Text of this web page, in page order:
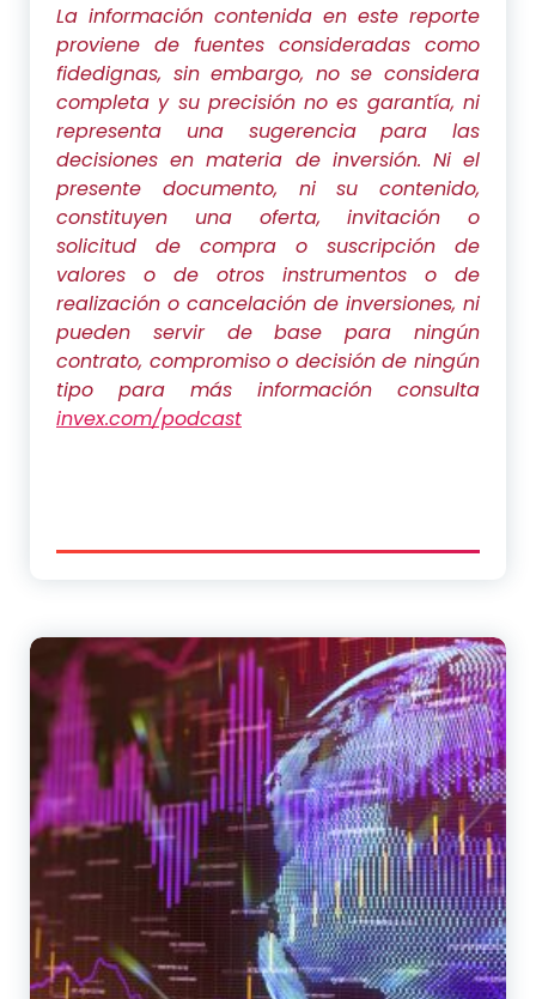
La información contenida en este reporte
proviene de fuentes consideradas como
fidedignas, sin embargo, no se considera
completa y su precisión no es garantía, ni
representa una sugerencia para las
decisiones en materia de inversión. Ni el
presente documento, ni su contenido,
constituyen una oferta, invitación o
solicitud de compra o suscripción de
valores o de otros instrumentos o de
realización o cancelación de inversiones, ni
pueden servir de base para ningún
contrato, compromiso o decisión de ningún
tipo para más información consulta
invex.com/podcast